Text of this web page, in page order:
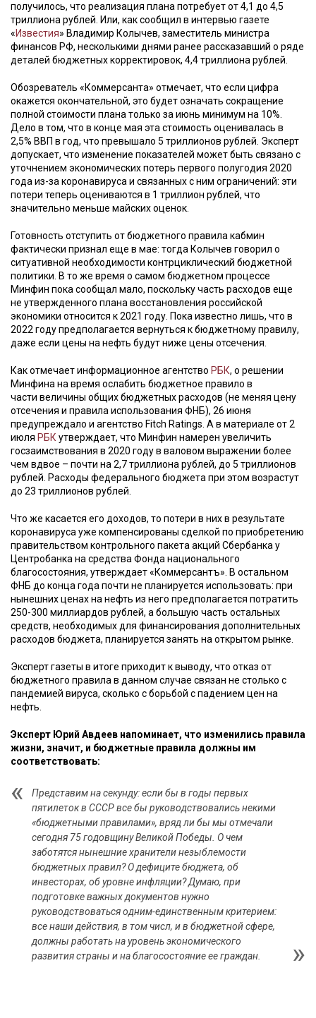
получилось, что реализация плана потребует от 4,1 до 4,5
триллиона рублей. Или, как сообщил в интервью газете
«Известия» Владимир Колычев, заместитель министра
финансов РФ, несколькими днями ранее рассказавший о ряде
деталей бюджетных корректировок, 4,4 триллиона рублей.
Обозреватель «Коммерсанта» отмечает, что если цифра
окажется окончательной, это будет означать сокращение
полной стоимости плана только за июнь минимум на 10%.
Дело в том, что в конце мая эта стоимость оценивалась в
2,5% ВВП в год, что превышало 5 триллионов рублей. Эксперт
допускает, что изменение показателей может быть связано с
уточнением экономических потерь первого полугодия 2020
года из-за коронавируса и связанных с ним ограничений: эти
потери теперь оцениваются в 1 триллион рублей, что
значительно меньше майских оценок.
Готовность отступить от бюджетного правила кабмин
фактически признал еще в мае: тогда Колычев говорил о
ситуативной необходимости контрциклический бюджетной
политики. В то же время о самом бюджетном процессе
Минфин пока сообщал мало, поскольку часть расходов еще
не утвержденного плана восстановления российской
экономики относится к 2021 году. Пока известно лишь, что в
2022 году предполагается вернуться к бюджетному правилу,
даже если цены на нефть будут ниже цены отсечения.
Как отмечает информационное агентство РБК, о решении
Минфина на время ослабить бюджетное правило в
части величины общих бюджетных расходов (не меняя цену
отсечения и правила использования ФНБ), 26 июня
предупреждало и агентство Fitch Ratings. А в материале от 2
июля РБК утверждает, что Минфин намерен увеличить
госзаимствования в 2020 году в валовом выражении более
чем вдвое – почти на 2,7 триллиона рублей, до 5 триллионов
рублей. Расходы федерального бюджета при этом возрастут
до 23 триллионов рублей.
Что же касается его доходов, то потери в них в результате
коронавируса уже компенсированы сделкой по приобретению
правительством контрольного пакета акций Сбербанка у
Центробанка на средства Фонда национального
благосостояния, утверждает «Коммерсантъ». В остальном
ФНБ до конца года почти не планируется использовать: при
нынешних ценах на нефть из него предполагается потратить
250-300 миллиардов рублей, а большую часть остальных
средств, необходимых для финансирования дополнительных
расходов бюджета, планируется занять на открытом рынке.
Эксперт газеты в итоге приходит к выводу, что отказ от
бюджетного правила в данном случае связан не столько с
пандемией вируса, сколько с борьбой с падением цен на
нефть.
Эксперт Юрий Авдеев напоминает, что изменились правила
жизни, значит, и бюджетные правила должны им
соответствовать:
Представим на секунду: если бы в годы первых
пятилеток в СССР все бы руководствовались некими
«бюджетными правилами», вряд ли бы мы отмечали
сегодня 75 годовщину Великой Победы. О чем
заботятся нынешние хранители незыблемости
бюджетных правил? О дефиците бюджета, об
инвесторах, об уровне инфляции? Думаю, при
подготовке важных документов нужно
руководствоваться одним-единственным критерием:
все наши действия, в том числ, и в бюджетной сфере,
должны работать на уровень экономического
развития страны и на благосостояние ее граждан.